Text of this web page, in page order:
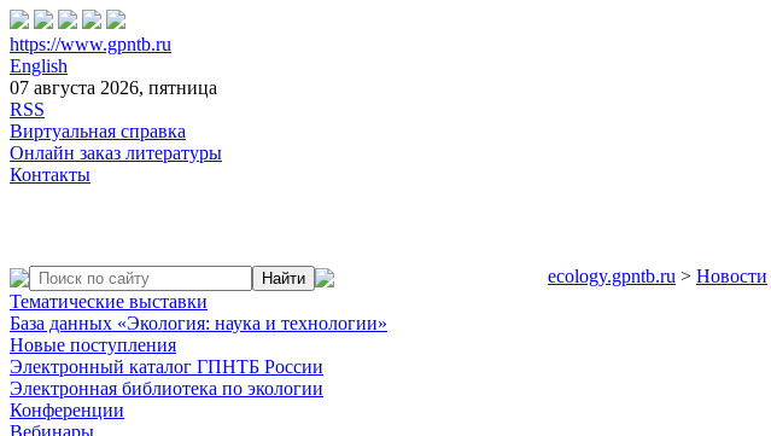
https://www.gpntb.ru
English
07 августа 2026, пятница
RSS
Виртуальная справка
Онлайн заказ литературы
Контакты
Тематические выставки
База данных «Экология: наука и технологии»
Новые поступления
Электронный каталог ГПНТБ России
Электронная библиотека по экологии
Конференции
Вебинары
ecology.gpntb.ru > Новости